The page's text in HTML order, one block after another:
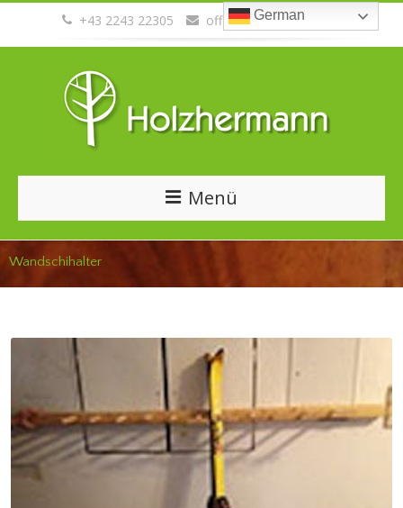
+43 2243 22305 office@holzhermann.at
Menü
Wandschihalter
German